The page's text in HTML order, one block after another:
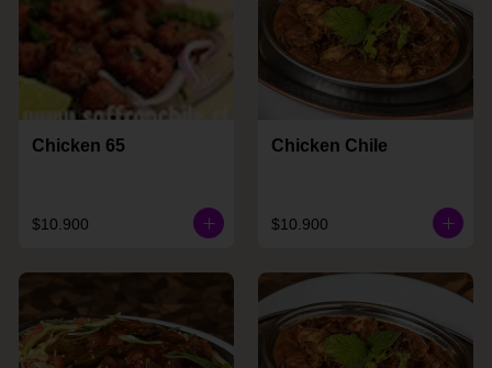
Chicken 65
$10.900
Chicken Chile
$10.900